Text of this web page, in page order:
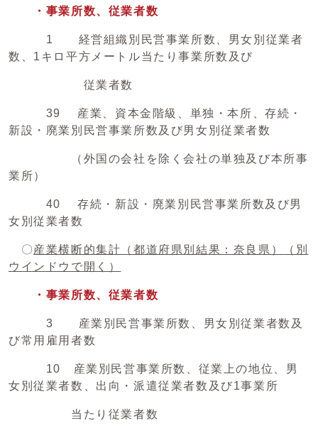
・事業所数、従業者数
1 経営組織別民営事業所数、男女別従業者
数、1キロ平方メートル当たり事業所数及び
従業者数
39 産業、資本金階級、単独・本所、存続・
新設・廃業別民営事業所数及び男女別従業者数
（外国の会社を除く会社の単独及び本所事
業所）
40 存続・新設・廃業別民営事業所数及び男
女別従業者数
〇産業横断的集計（都道府県別結果：奈良県）
（別
ウインドウで開く）
・事業所数、従業者数
3 産業別民営事業所数、男女別従業者数及
び常用雇用者数
10 産業別民営事業所数、従業上の地位、男
女別従業者数、出向・派遣従業者数及び1事業所
当たり従業者数